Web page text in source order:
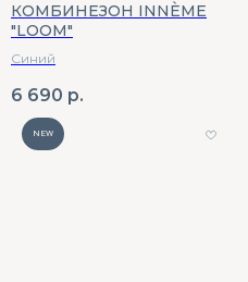
КОМБИНЕЗОН INNÈME
"LOOM"
Синий
6 690 р.
NEW